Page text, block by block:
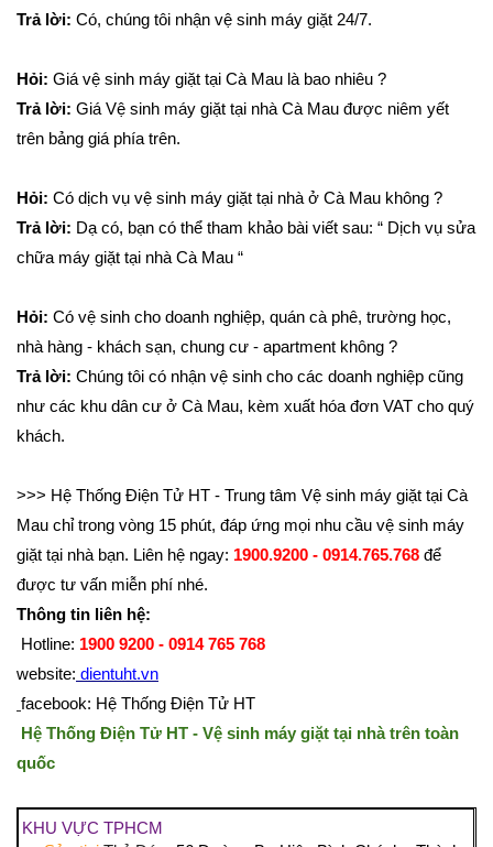
Trả lời: Có, chúng tôi nhận vệ sinh máy giặt 24/7.
Hỏi: Giá vệ sinh máy giặt tại Cà Mau là bao nhiêu ?
Trả lời: Giá Vệ sinh máy giặt tại nhà Cà Mau được niêm yết
trên bảng giá phía trên.
Hỏi: Có dịch vụ vệ sinh máy giặt tại nhà ở Cà Mau không ?
Trả lời: Dạ có, bạn có thể tham khảo bài viết sau: “ Dịch vụ sửa
chữa máy giặt tại nhà Cà Mau “
Hỏi: Có vệ sinh cho doanh nghiệp, quán cà phê, trường học,
nhà hàng - khách sạn, chung cư - apartment không ?
Trả lời: Chúng tôi có nhận vệ sinh cho các doanh nghiệp cũng
như các khu dân cư ở Cà Mau, kèm xuất hóa đơn VAT cho quý
khách.
>>> Hệ Thống Điện Tử HT - Trung tâm Vệ sinh máy giặt tại Cà
Mau chỉ trong vòng 15 phút, đáp ứng mọi nhu cầu vệ sinh máy
giặt tại nhà bạn. Liên hệ ngay: 1900.9200 - 0914.765.768 để
được tư vấn miễn phí nhé.
Thông tin liên hệ:
Hotline: 1900 9200 - 0914 765 768
website: dientuht.vn
facebook: Hệ Thống Điện Tử HT
Hệ Thống Điện Tử HT - Vệ sinh máy giặt tại nhà trên toàn
quốc
KHU VỰC TPHCM